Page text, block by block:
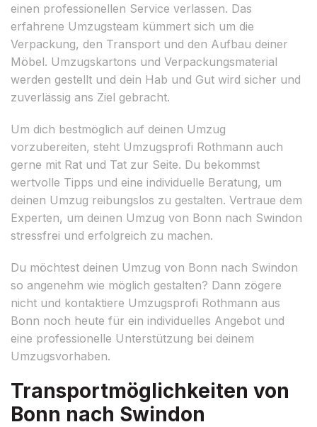
einen professionellen Service verlassen. Das
erfahrene Umzugsteam kümmert sich um die
Verpackung, den Transport und den Aufbau deiner
Möbel. Umzugskartons und Verpackungsmaterial
werden gestellt und dein Hab und Gut wird sicher und
zuverlässig ans Ziel gebracht.
Um dich bestmöglich auf deinen Umzug
vorzubereiten, steht Umzugsprofi Rothmann auch
gerne mit Rat und Tat zur Seite. Du bekommst
wertvolle Tipps und eine individuelle Beratung, um
deinen Umzug reibungslos zu gestalten. Vertraue dem
Experten, um deinen Umzug von Bonn nach Swindon
stressfrei und erfolgreich zu machen.
Du möchtest deinen Umzug von Bonn nach Swindon
so angenehm wie möglich gestalten? Dann zögere
nicht und kontaktiere Umzugsprofi Rothmann aus
Bonn noch heute für ein individuelles Angebot und
eine professionelle Unterstützung bei deinem
Umzugsvorhaben.
Transportmöglichkeiten von
Bonn nach Swindon